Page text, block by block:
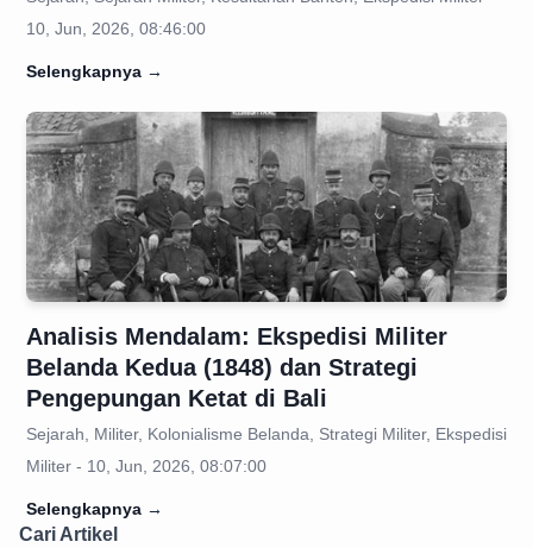
10, Jun, 2026, 08:46:00
Selengkapnya →
Analisis Mendalam: Ekspedisi Militer
Belanda Kedua (1848) dan Strategi
Pengepungan Ketat di Bali
Sejarah, Militer, Kolonialisme Belanda, Strategi Militer, Ekspedisi
Militer - 10, Jun, 2026, 08:07:00
Selengkapnya →
Cari Artikel